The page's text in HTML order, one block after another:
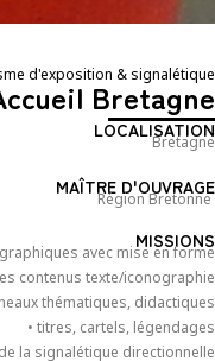
d'exposition & signalétique
Bretagne
LOCALISATION
Bretagne
MAÎTRE D'OUVRAGE
Région Bretonne
MISSIONS
avec mise en forme
contenus texte/iconographie
thématiques, didactiques
• titres, cartels, légendages
la signalétique directionnelle